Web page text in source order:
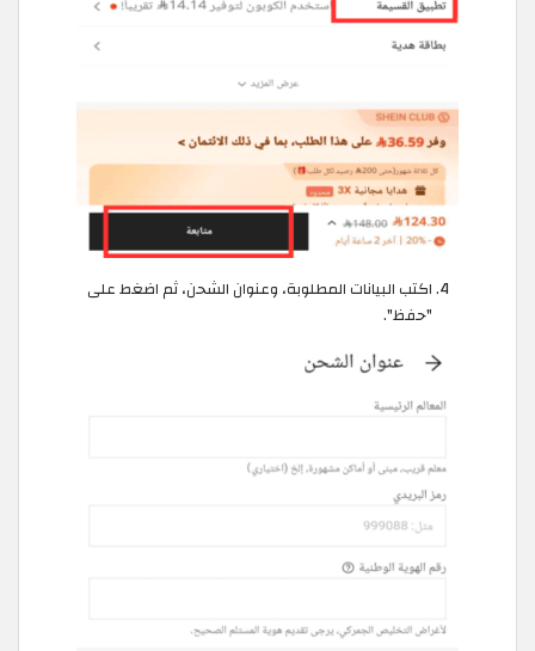
اكتب البيانات المطلوبة، وعنوان الشحن، ثم اضغط على
"حفظ".